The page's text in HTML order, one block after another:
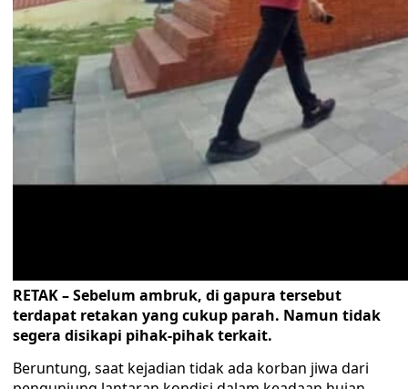
RETAK – Sebelum ambruk, di gapura tersebut
terdapat retakan yang cukup parah. Namun tidak
segera disikapi pihak-pihak terkait.
Beruntung, saat kejadian tidak ada korban jiwa dari